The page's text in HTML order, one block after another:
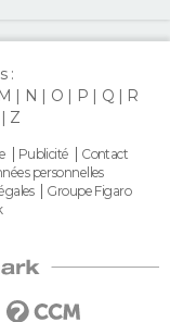
:
M N O P Q
R
Z
Publicité
Contact
personnelles
Groupe Figaro